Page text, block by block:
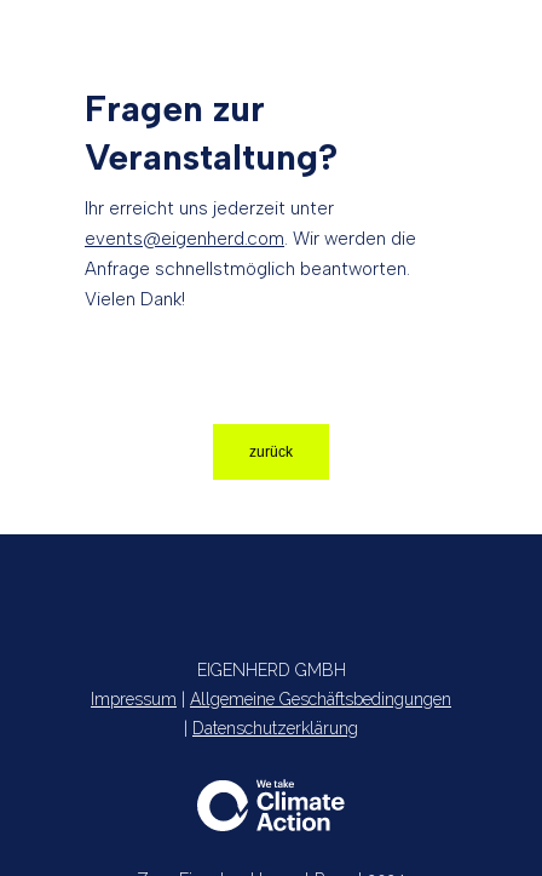
Fragen zur
Veranstaltung?
Ihr erreicht uns jederzeit unter
events@eigenherd.com. Wir werden die
Anfrage schnellstmöglich beantworten.
Vielen Dank!
zurück
EIGENHERD GMBH
Impressum
Allgemeine Geschäftsbedingungen
Datenschutzerklärung